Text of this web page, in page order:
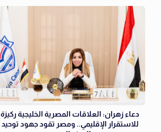
دعاء زهران: العلاقات المصرية الخليجية ركيزة
للاستقرار الإقليمي.. ومصر تقود جهود توحيد